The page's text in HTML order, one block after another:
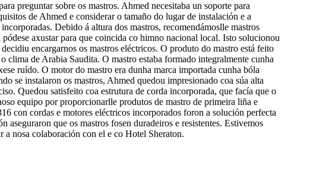
preguntar sobre os mastros. Ahmed necesitaba un soporte para
de Ahmed e considerar o tamaño do lugar de instalación e a
Debido á altura dos mastros, recomendámoslle mastros
axustar para que coincida co himno nacional local. Isto solucionou
encargarnos os mastros eléctricos. O produto do mastro está feito
clima de Arabia Saudita. O mastro estaba formado integralmente cunha
ruído. O motor do mastro era dunha marca importada cunha bóla
se instalaron os mastros, Ahmed quedou impresionado coa súa alta
Quedou satisfeito coa estrutura de corda incorporada, que facía que o
equipo por proporcionarlle produtos de mastro de primeira liña e
con cordas e motores eléctricos incorporados foron a solución perfecta
que os mastros fosen duradeiros e resistentes. Estivemos
a nosa colaboración con el e co Hotel Sheraton.